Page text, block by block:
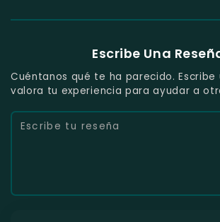
Escribe Una
Cuéntanos qué te ha parecido. Escribe
valora tu experiencia para ayudar a